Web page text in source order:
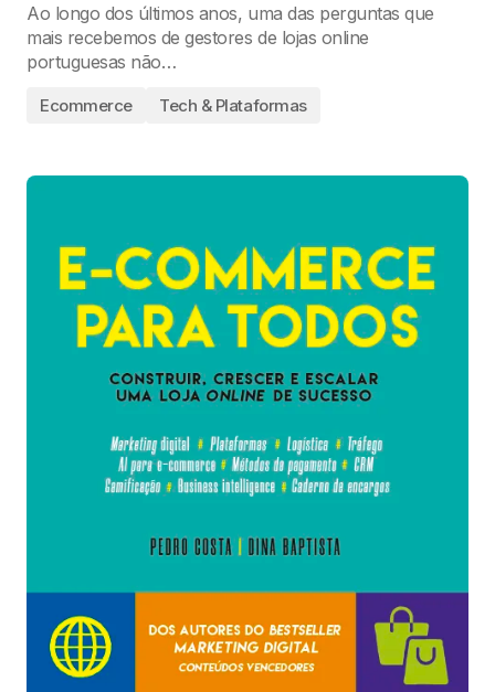
Ao longo dos últimos anos, uma das perguntas que
mais recebemos de gestores de lojas online
portuguesas não…
Ecommerce Tech & Plataformas